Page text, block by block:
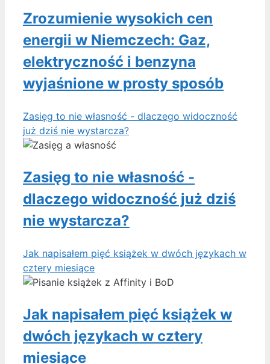
Zrozumienie wysokich cen
energii w Niemczech: Gaz,
elektryczność i benzyna
wyjaśnione w prosty sposób
Zasięg to nie własność - dlaczego widoczność
już dziś nie wystarcza?
Zasięg to nie własność -
dlaczego widoczność już dziś
nie wystarcza?
Jak napisałem pięć książek w dwóch językach w
cztery miesiące
Jak napisałem pięć książek w
dwóch językach w cztery
miesiące